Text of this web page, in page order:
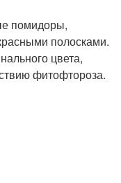
помидоры,
полосками.
цвета,
фитофтороза.